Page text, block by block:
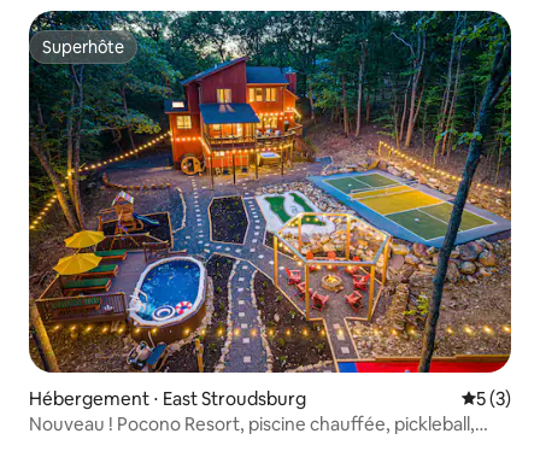
Superhôte
Superhôte
Hébergement ⋅ East Stroudsburg
5 (3)
Nouveau ! Pocono Resort, piscine chauffée, pickleball,